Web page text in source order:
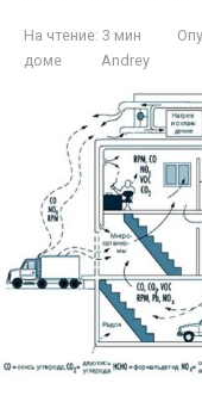
На чтение: 3 мин
доме
Andrey